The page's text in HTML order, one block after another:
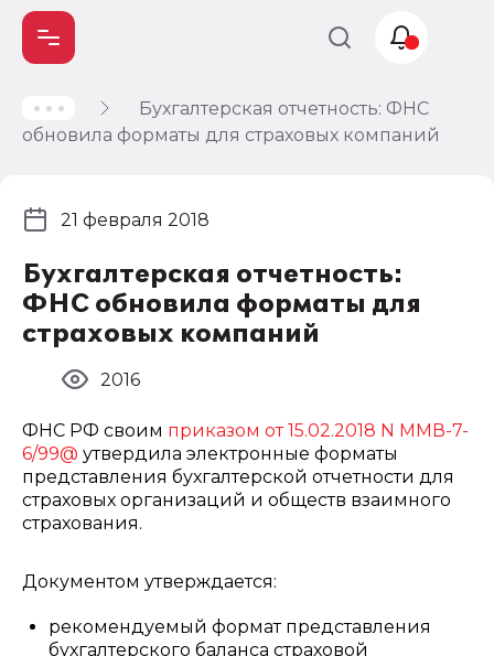
Бухгалтерская отчетность: ФНС
обновила форматы для страховых компаний
Бухгалтерская отчетность:
ФНС обновила форматы для
страховых компаний
21 февраля 2018
2016
ФНС РФ своим приказом от 15.02.2018 N ММВ-7-
6/99@ утвердила электронные форматы
представления бухгалтерской отчетности для
страховых организаций и обществ взаимного
страхования.
Документом утверждается:
рекомендуемый формат представления
бухгалтерского баланса страховой
Учет и
налогообложение